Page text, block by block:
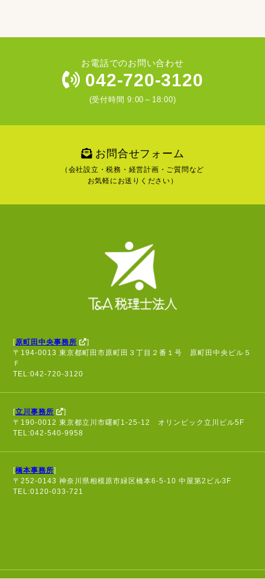
お電話でのお問い合わせ
042-720-3120
(受付時間 9:00～18:00)
お問合せフォーム
（会社設立・税務・経営計画・ご質問など
お気軽にお送りください）
[原町田中央事務所
]
〒194-0013 東京都町田市原町田３丁目２番１号 原町田中央ビル５
Ｆ
TEL:042-720-3120
[立川事務所
]
〒190-0012 東京都立川市曙町1-25-12 オリンピック立川ビル5F
TEL:042-540-9958
[橋本事務所]
〒252-0143 神奈川県相模原市緑区橋本6-5-10 中屋第2ビル3F
TEL:0120-033-721